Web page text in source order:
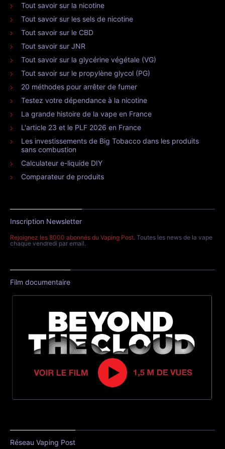
Tout savoir sur la nicotine
Tout savoir sur les sels de nicotine
Tout savoir sur le CBD
Tout savoir sur JNR
Tout savoir sur la glycérine végétale (VG)
Tout savoir sur le propylène glycol (PG)
20 méthodes pour arrêter de fumer
Testez votre dépendance à la nicotine
La grande histoire de la vape en France
L'article 23 et le PLF 2026 en France
Les investissements de Big Tobacco dans les produits
sans combustion
Calculateur e-liquide DIY
Comparateur de produits
Inscription Newsletter
Rejoignez les 8000 abonnés du Vaping Post. Toutes les news de la vape
chaque vendredi par email.
Film documentaire
Réseau Vaping Post